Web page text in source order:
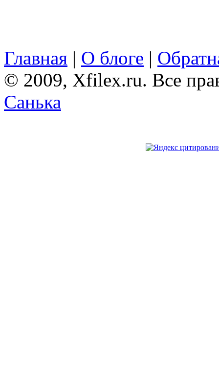
Главная | О блоге |
© 2009, Xfilex.ru. Все
Санька